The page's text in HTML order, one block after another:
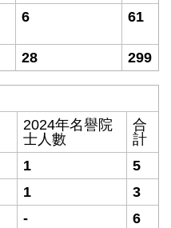
6 61
28 299
2024年名譽院
士人數
合
計
1
5
1
3
-
6